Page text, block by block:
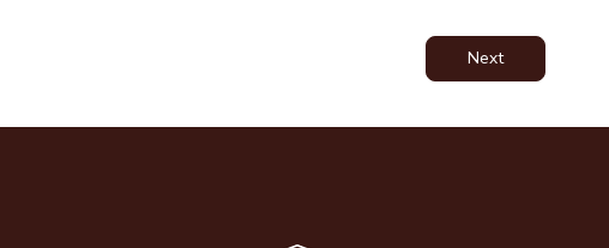
Next